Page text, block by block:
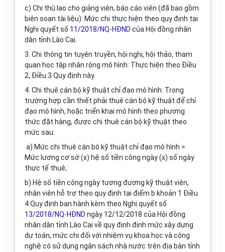
c) Chi thù lao cho giảng viên, báo cáo viên (đã bao gồm
biên soạn tài liệu): Mức chi thực hiện theo quy định tại
Nghị quyết số 11/2018/NQ-HĐND của Hội đồng nhân
dân tỉnh Lào Cai.
3. Chi thông tin tuyên truyền, hội nghị, hội thảo, tham
quan học tập nhân rộng mô hình: Thực hiện theo Điều
2, Điều 3 Quy định này.
4. Chi thuê cán bộ kỹ thuật chỉ đạo mô hình: Trong
trường hợp cần thiết phải thuê cán bộ kỹ thuật để chỉ
đạo mô hình, hoặc triển khai mô hình theo phương
thức đặt hàng, được chi thuê cán bộ kỹ thuật theo
mức sau:
a) Mức chi thuê cán bộ kỹ thuật chỉ đạo mô hình =
Mức lương cơ sở (x) hệ số tiền công ngày (x) số ngày
thực tế thuê;
b) Hệ số tiền công ngày tương đương kỹ thuật viên,
nhân viên hỗ trợ theo quy định tại điểm b khoản 1 Điều
4 Quy định ban hành kèm theo Nghị quyết số
13/2018/NQ-HĐND ngày 12/12/2018 của Hội đồng
nhân dân tỉnh Lào Cai về quy định định mức xây dựng
dự toán, mức chi đối với nhiệm vụ khoa học và công
nghệ có sử dụng ngân sách nhà nước trên địa bàn tỉnh